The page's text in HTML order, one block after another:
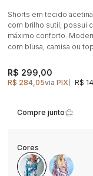
Shorts em tecido
com brilho sutil, possui
máximo conforto.
com blusa, camisa ou
R$ 284,05via PIX R$
R$ 299,00
Compre junto